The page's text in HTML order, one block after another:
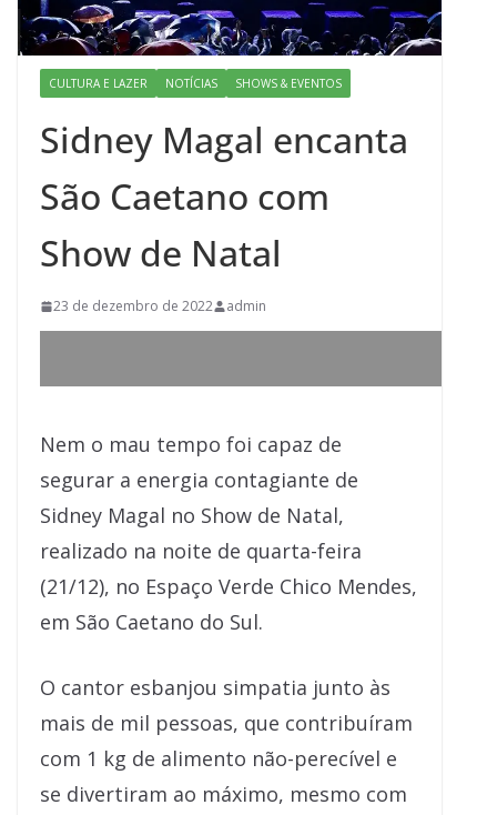
CULTURA E LAZER NOTÍCIAS SHOWS & EVENTOS
Sidney Magal encanta
São Caetano com
Show de Natal
23 de dezembro de 2022 admin
Nem o mau tempo foi capaz de
segurar a energia contagiante de
Sidney Magal no Show de Natal,
realizado na noite de quarta-feira
(21/12), no Espaço Verde Chico Mendes,
em São Caetano do Sul.
O cantor esbanjou simpatia junto às
mais de mil pessoas, que contribuíram
com 1 kg de alimento não-perecível e
se divertiram ao máximo, mesmo com